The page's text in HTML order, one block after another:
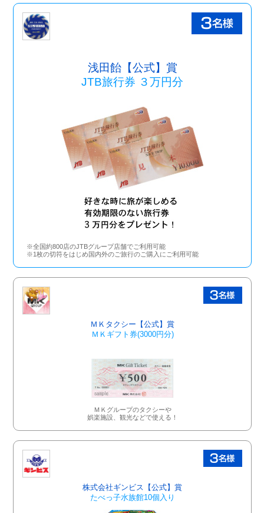
浅田飴【公式】賞
JTB旅行券 ３万円分
※全国約800店のJTBグループ店舗でご利用可能
※1枚の切符をはじめ国内外のご旅行のご購入にご利用可能
ＭＫタクシー【公式】賞
ＭＫギフト券(3000円分)
ＭＫグループのタクシーや
娯楽施設、観光などで使える！
株式会社ギンビス【公式】賞
たべっ子水族館10個入り